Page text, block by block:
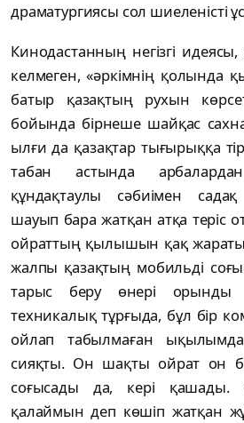
драматур­гия­сы сол шиеленісті
Кинодастанның негізгі
келмеген, «әр­кім­нің қолында
ба­тыр қазақтың рухын
бойында бірнеше шайқас
ылғи да қазақтар тығырық­қа
табан астында
құндақтаулы сә­биі­мен
шауып бара жат­­қан атқа теріс
ой­рат­­тың қылы­шын қақ
жалпы қазақтың мобильді
тарыс беру өнері орынды
техникалық тұрғыда, бұл бір
ойлап табылмаған ықылымда
сияқты. Он шақ­ты ойрат он
соғысады да, кері қа­ша­ды.
қалаймын деп көшіп жат­қан